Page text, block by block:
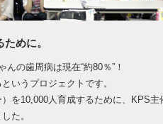
めに。
の歯周病は現在“約80％”！
いうプロジェクトです。
を10,000人育成するために、KPS主
た。